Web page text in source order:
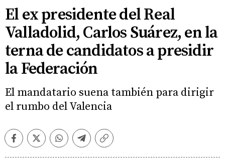
El ex presidente del Real
Valladolid, Carlos Suárez, en la
terna de candidatos a presidir
la Federación
El mandatario suena también para dirigir
el rumbo del Valencia
FacebookTwitterWhatsappTelegramCopiar